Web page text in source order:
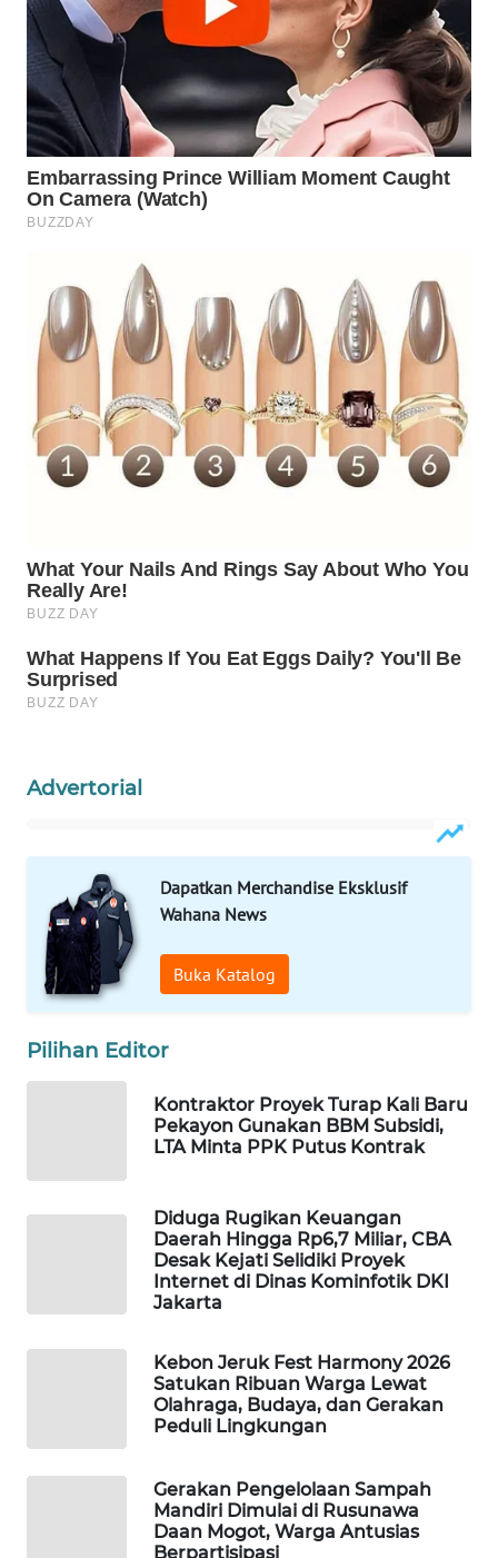
Advertorial
Dapatkan Merchandise Eksklusif
Wahana News
Buka Katalog
Pilihan Editor
Kontraktor Proyek Turap Kali Baru
Pekayon Gunakan BBM Subsidi,
LTA Minta PPK Putus Kontrak
Diduga Rugikan Keuangan
Daerah Hingga Rp6,7 Miliar, CBA
Desak Kejati Selidiki Proyek
Internet di Dinas Kominfotik DKI
Jakarta
Kebon Jeruk Fest Harmony 2026
Satukan Ribuan Warga Lewat
Olahraga, Budaya, dan Gerakan
Peduli Lingkungan
Gerakan Pengelolaan Sampah
Mandiri Dimulai di Rusunawa
Daan Mogot, Warga Antusias
Berpartisipasi
WAHANA
KONSUMEN
WAHANA
LISTRIK
WAHANA
TRAVEL
TV
WAHANANEWS
WAHANANEWS
CO ID
WAHANA
WAHANA
WAHANA
SELEB
WAHANA
PERSONA
WAHANA
OTOMOTIF
HEALTH
Network
MASYARAKAT
KELISTRIKAN